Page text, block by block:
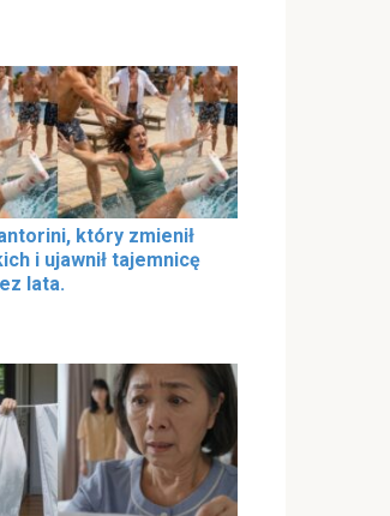
który zmienił
i ujawnił tajemnicę
lata.